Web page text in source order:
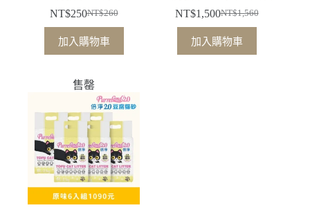
NT$260
始
價
NT$260。
NT$250
前
價
NT$250。
加入購物車
NT$1,560
始
價
NT$1,500
前
價
加入購物車
售罄